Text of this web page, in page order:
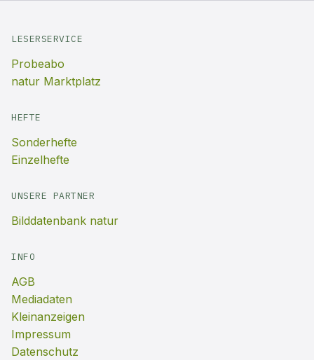
LESERSERVICE
Probeabo
natur Marktplatz
HEFTE
Sonderhefte
Einzelhefte
UNSERE PARTNER
Bilddatenbank natur
INFO
AGB
Mediadaten
Kleinanzeigen
Impressum
Datenschutz